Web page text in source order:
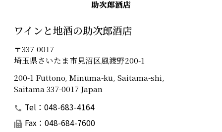
ワインと地酒の助次郎酒店
〒337-0017
埼玉県さいたま市見沼区風渡野200-1
200-1 Futtono, Minuma-ku, Saitama-shi,
Saitama 337-0017 Japan
Tel：048-683-4164
Fax：048-684-7600